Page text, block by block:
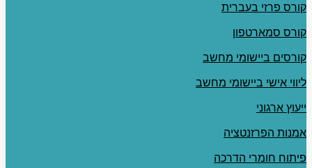
קורס פרזי בעברית
קורס סמארטפון
קורסים ביישומי מחשב
ליווי אישי ביישומי מחשב
ייעוץ ארגוני
אמנות הפרזנטציה
פיתוח חומרי הדרכה